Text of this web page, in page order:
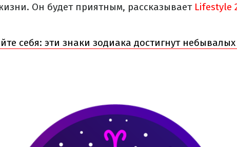
Он будет приятным, рассказывает Lifestyle
себя: эти знаки зодиака достигнут небывалых